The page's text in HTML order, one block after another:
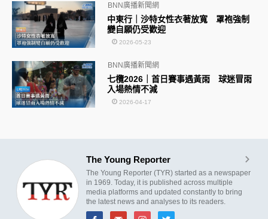
中東行｜沙特女性衣著放寬 罩袍強制
變自願仍受歡迎
BNN廣播新聞網
2026-05-23
七欖2026｜首日賽事遇黃雨 球迷冒雨
入場熱情不減
BNN廣播新聞網
2026-04-17
The Young Reporter
The Young Reporter (TYR) started as a newspaper
in 1969. Today, it is published across multiple
media platforms and updated constantly to bring
the latest news and analyses to its readers.